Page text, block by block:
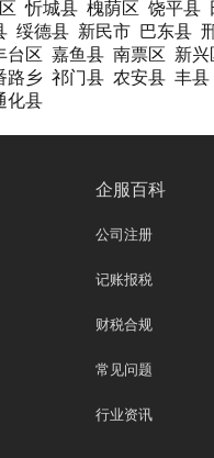
忻城县 槐荫区 饶平县
绥德县 新民市 巴东县
台区 嘉鱼县 南票区 新兴
路乡 祁门县 农安县 丰县
化县
企服百科
公司注册
记账报税
财税合规
常见问题
行业资讯